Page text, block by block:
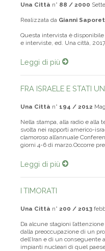
Una Città n° 88 / 2000
Realizzata da Gianni
Questa intervista è
e interviste, ed. Una città,
Leggi di più
FRA ISRAELE E STATI
Una Città n° 194 / 2012
Nella stampa, alla radio e alla
svolta nei rapporti americo-
clamoroso all’annuale
giorni 4-6 di marzo.Occorre
Leggi di più
I TIMORATI
Una Città n° 200 / 2013
Da alcune stagioni
dalla preoccupazione di un
dell’Iran e di un conseguente
impianti nucleari di quel